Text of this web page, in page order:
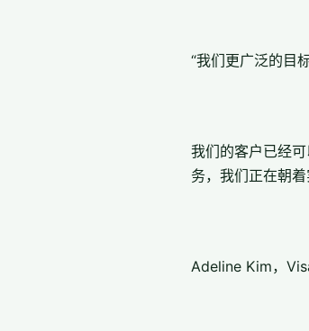
“我们更广泛的目
我们的客户已经
务，我们正在朝
Adeline Kim，